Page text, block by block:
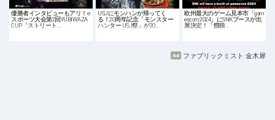
優勝者インタビューもアリ！e
スポーツ大会第2回YUBIWAZA
CUP「ストリート…
USJにモンハンが帰ってく
る！20周年記念「モンスター
ハンター USJ祭」が20…
欧州最大のゲーム見本市「gam
escom 2024」にSNKブースが出
展決定！「餓狼…
ファブリックミスト 金木犀